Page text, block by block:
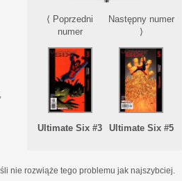
⟨ Poprzedni
numer
Ultimate Six #3
Następny numer
⟩
Ultimate Six #5
nie rozwiąże tego problemu jak najszybciej.